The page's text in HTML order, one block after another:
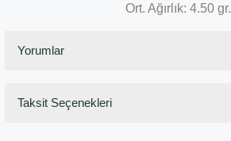
Ort. Ağırlık: 4.50 gr.
Yorumlar
Taksit Seçenekleri